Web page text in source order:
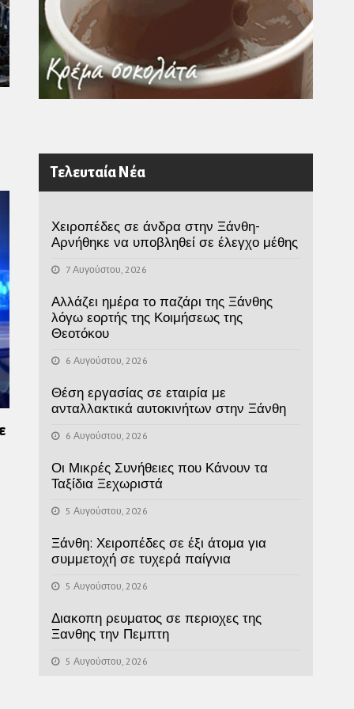
Τελευταία Νέα
Χειροπέδες σε άνδρα στην Ξάνθη-
Αρνήθηκε να υποβληθεί σε έλεγχο μέθης
7 Αυγούστου, 2026
Αλλάζει ημέρα το παζάρι της Ξάνθης
λόγω εορτής της Κοιμήσεως της
Θεοτόκου
6 Αυγούστου, 2026
Θέση εργασίας σε εταιρία με
ανταλλακτικά αυτοκινήτων στην Ξάνθη
6 Αυγούστου, 2026
Οι Μικρές Συνήθειες που Κάνουν τα
Ταξίδια Ξεχωριστά
5 Αυγούστου, 2026
Ξάνθη: Χειροπέδες σε έξι άτομα για
συμμετοχή σε τυχερά παίγνια
5 Αυγούστου, 2026
Διακοπη ρευματος σε περιοχες της
Ξανθης την Πεμπτη
5 Αυγούστου, 2026